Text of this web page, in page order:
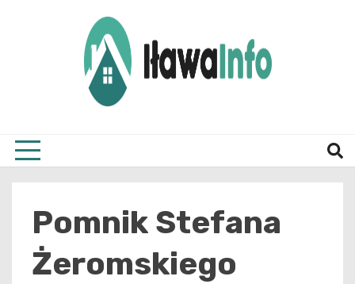
Pomnik Stefana
Żeromskiego